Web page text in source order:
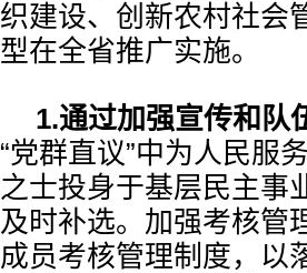
织建设、创新农村社会
型在全省推广实施。
1.通过加强宣传和队
“党群直议”中为人民服
之士投身于基层民主事
及时补选。加强考核管
成员考核管理制度，以